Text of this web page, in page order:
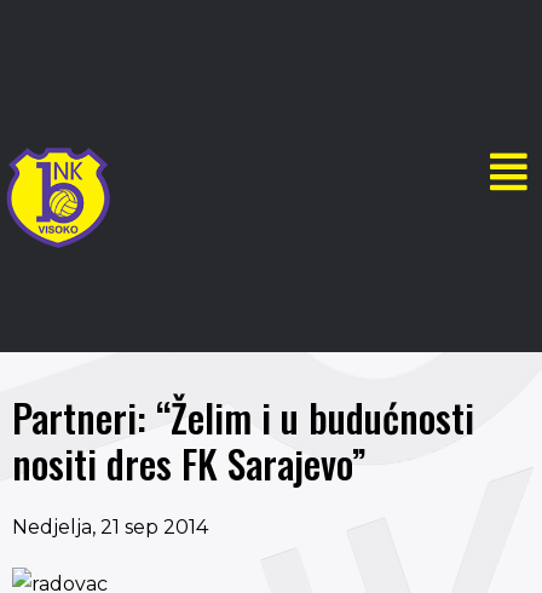
Partneri: “Želim i u budućnosti
nositi dres FK Sarajevo”
Nedjelja, 21 sep 2014